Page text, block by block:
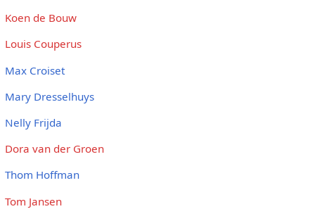
Koen de Bouw
Louis Couperus
Max Croiset
Mary Dresselhuys
Nelly Frijda
Dora van der Groen
Thom Hoffman
Tom Jansen